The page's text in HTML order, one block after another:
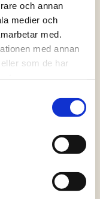
och annan
medier och
med.
med annan
som de har
och